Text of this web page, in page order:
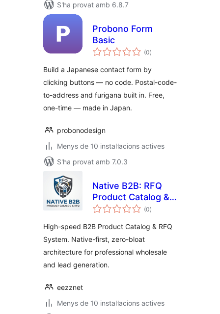
S'ha provat amb 6.8.7
Probono Form
Basic
(0puntuacions
totals
)
Build a Japanese contact form by
clicking buttons — no code. Postal-code-
to-address and furigana built in. Free,
one-time — made in Japan.
probonodesign
Menys de 10 instal·lacions actives
S'ha provat amb 7.0.3
Native B2B: RFQ
Product Catalog &
Inquiry Form(0puntuacions
totals
)
High-speed B2B Product Catalog & RFQ
System. Native-first, zero-bloat
architecture for professional wholesale
and lead generation.
eezznet
Menys de 10 instal·lacions actives